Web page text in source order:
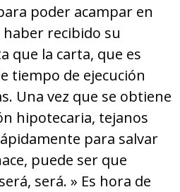
poder acampar en
haber recibido su
que la carta, que es
tiempo de ejecución
Una vez que se obtiene
hipotecaria, tejanos
para salvar
puede ser que
será. » Es hora de